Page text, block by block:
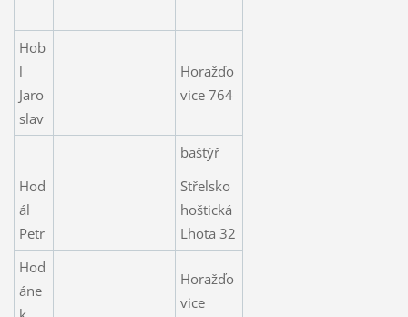
Hob
l
Jaro
slav
Horažďo
vice 764
baštýř
Hod
ál
Petr
Střelsko
hoštická
Lhota 32
Hod
áne
Horažďo
vice